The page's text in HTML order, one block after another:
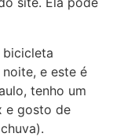
bicicleta
e este é
tenho um
e gosto de